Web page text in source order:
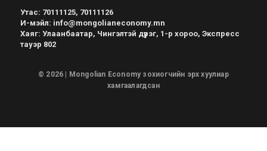
Утас: 70111125, 70111126
И-мэйл: info@mongolianeconomy.mn
Хаяг: Улаанбаатар, Чингэлтэй дүүрэг, 1-р хороо, Экспресс
тауэр 802
© 2026 | Mongolian Economy зохиогчийн эрх хуулиар
хамгаалагдсан